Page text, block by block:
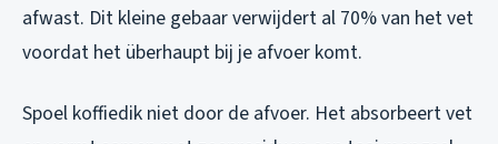
afwast. Dit kleine gebaar verwijdert al 70% van het vet
voordat het überhaupt bij je afvoer komt.
Spoel koffiedik niet door de afvoer. Het absorbeert vet